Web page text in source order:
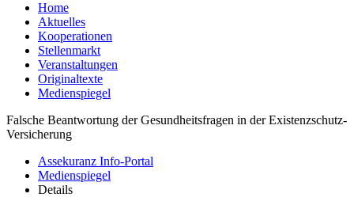
Home
Aktuelles
Kooperationen
Stellenmarkt
Veranstaltungen
Originaltexte
Medienspiegel
Falsche Beantwortung der Gesundheitsfragen in der Existenzschutz-
Versicherung
Assekuranz Info-Portal
Medienspiegel
Details